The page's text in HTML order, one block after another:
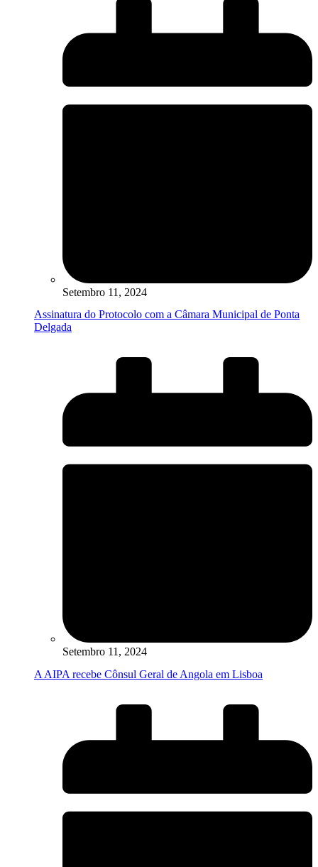
Setembro 11, 2024
Assinatura do Protocolo com a Câmara Municipal de Ponta
Delgada
Setembro 11, 2024
A AIPA recebe Cônsul Geral de Angola em Lisboa